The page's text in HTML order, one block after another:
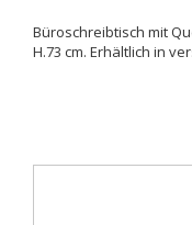
Büroschreibtisch mit
H.73 cm. Erhältlich in